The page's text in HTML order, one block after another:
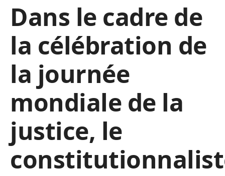
Dans le cadre de
la célébration de
la journée
mondiale de la
justice, le